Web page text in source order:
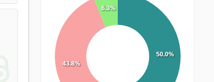
50.0%
43.8%
6.3%